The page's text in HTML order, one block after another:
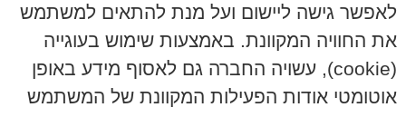
לאפשר גישה ליישום ועל מנת להתאים למשתמש
את החוויה המקוונת. באמצעות שימוש בעוגייה
(
cookie), עשויה החברה גם לאסוף מידע באופן
אוטומטי אודות הפעילות המקוונת של המשתמש